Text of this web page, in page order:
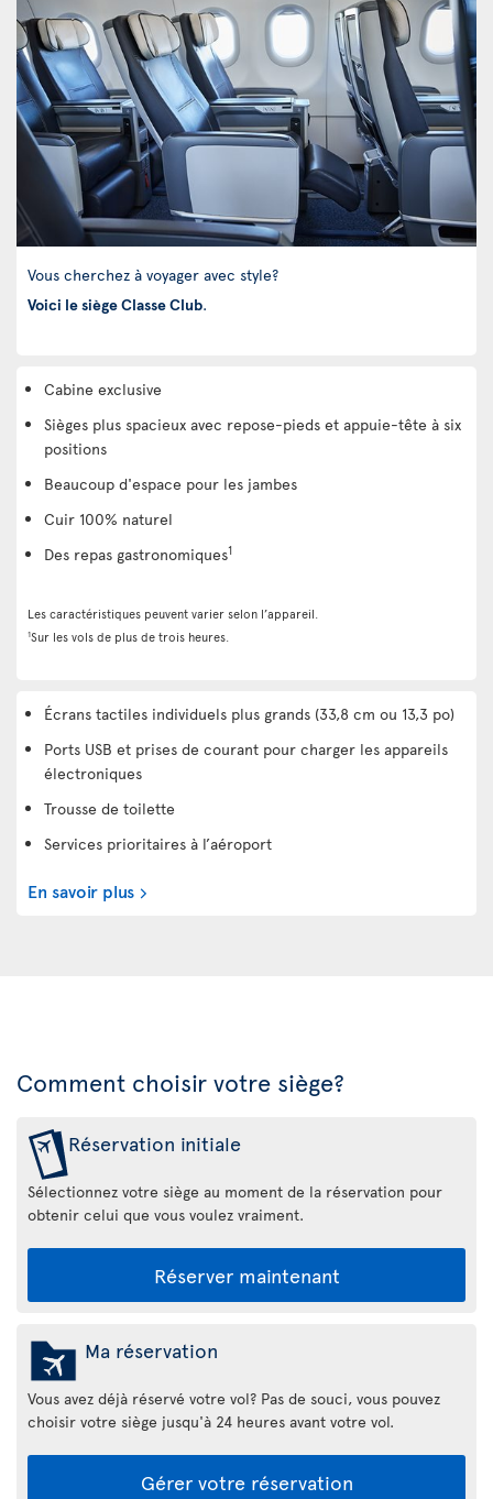
Vous cherchez à voyager avec style?
Voici le siège Classe Club.
Cabine exclusive
Sièges plus spacieux avec repose-pieds et appuie-tête à six
positions
Beaucoup d'espace pour les jambes
Cuir 100% naturel
Des repas gastronomiques1
Les caractéristiques peuvent varier selon l’appareil.
1Sur les vols de plus de trois heures.
Écrans tactiles individuels plus grands (33,8 cm ou 13,3 po)
Ports USB et prises de courant pour charger les appareils
électroniques
Trousse de toilette
Services prioritaires à l’aéroport
En savoir plus
Comment choisir votre siège?
Réservation initiale
Sélectionnez votre siège au moment de la réservation pour
obtenir celui que vous voulez vraiment.
Réserver maintenant
Ma réservation
Vous avez déjà réservé votre vol? Pas de souci, vous pouvez
choisir votre siège jusqu'à 24 heures avant votre vol.
Gérer votre réservation